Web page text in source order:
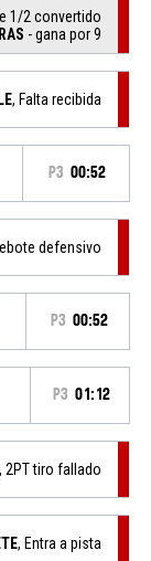
1/2 convertido
- gana por 9
, Falta recibida
P3 00:52
defensivo
P3 00:52
P3 01:12
, 2PT tiro fallado
, Entra a pista